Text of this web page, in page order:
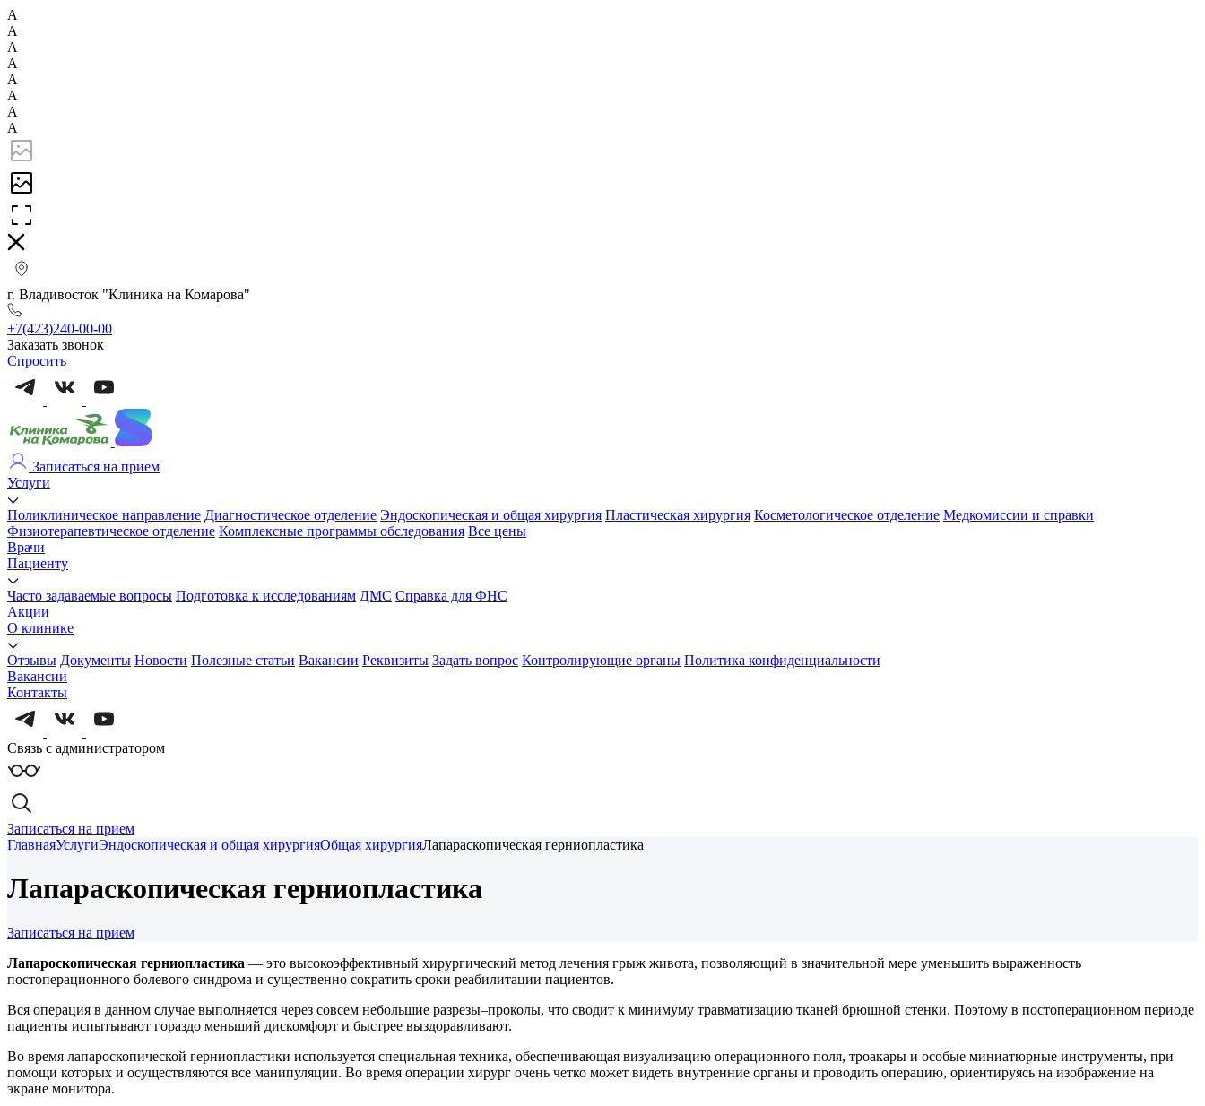
А
А
А
А
А
А
А
А
г. Владивосток "Клиника на Комарова"
+7(423)240-00-00
Заказать звонок
Спросить
Записаться на прием
Услуги
Поликлиническое направление Диагностическое отделение Эндоскопическая и общая хирургия Пластическая хирургия Косметологическое отделение Медкомиссии и справки
Физиотерапевтическое отделение Комплексные программы обследования Все цены
Врачи
Пациенту
Часто задаваемые вопросы Подготовка к исследованиям ДМС Справка для ФНС
Акции
О клинике
Отзывы Документы Новости Полезные статьи Вакансии Реквизиты Задать вопрос Контролирующие органы Политика конфиденциальности
Вакансии
Контакты
Связь с администратором
Записаться на прием
ГлавнаяУслугиЭндоскопическая и общая хирургияОбщая хирургияЛапараскопическая герниопластика
Лапараскопическая герниопластика
Записаться на прием
Лапароскопическая герниопластика — это высокоэффективный хирургический метод лечения грыж живота, позволяющий в значительной мере уменьшить выраженность
постоперационного болевого синдрома и существенно сократить сроки реабилитации пациентов.
Вся операция в данном случае выполняется через совсем небольшие разрезы–проколы, что сводит к минимуму травматизацию тканей брюшной стенки. Поэтому в постоперационном периоде
пациенты испытывают гораздо меньший дискомфорт и быстрее выздоравливают.
Во время лапароскопической герниопластики используется специальная техника, обеспечивающая визуализацию операционного поля, троакары и особые миниатюрные инструменты, при
помощи которых и осуществляются все манипуляции. Во время операции хирург очень четко может видеть внутренние органы и проводить операцию, ориентируясь на изображение на
экране монитора.